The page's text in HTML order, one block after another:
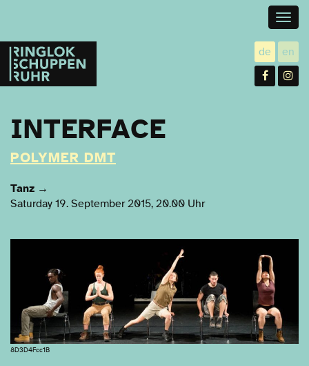
Ringlokschuppen
Ruhr
de utsch
en
INTERFACE
POLYMER DMT
Tanz →
Saturday 19. September 2015, 20.00 Uhr
8D3D4Fcc1B